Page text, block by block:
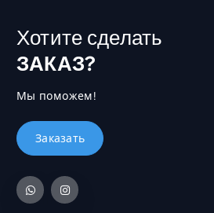
Хотите сделать
ЗАКАЗ?
Мы поможем!